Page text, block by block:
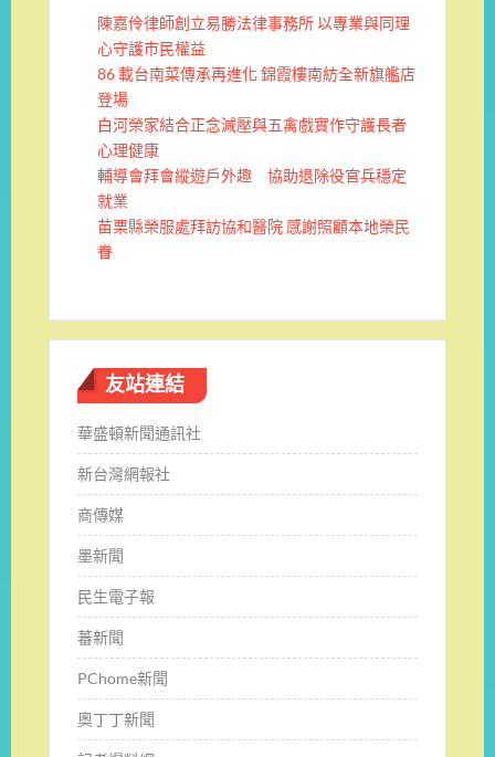
陳嘉伶律師創立易勝法律事務所 以專業與同理
心守護市民權益
86 載台南菜傳承再進化 錦霞樓南紡全新旗艦店
登場
白河榮家結合正念減壓與五禽戲實作守護長者
心理健康
輔導會拜會縱遊戶外趣 協助退除役官兵穩定
就業
苗栗縣榮服處拜訪協和醫院 感謝照顧本地榮民
眷
友站連結
華盛頓新聞通訊社
新台灣網報社
商傳媒
墨新聞
民生電子報
蕃新聞
PChome新聞
奧丁丁新聞